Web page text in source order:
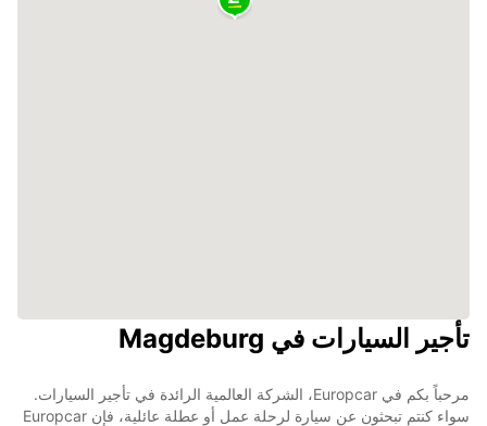
تأجير السيارات في Magdeburg
مرحباً بكم في Europcar، الشركة العالمية الرائدة في تأجير السيارات.
سواء كنتم تبحثون عن سيارة لرحلة عمل أو عطلة عائلية، فإن Europcar